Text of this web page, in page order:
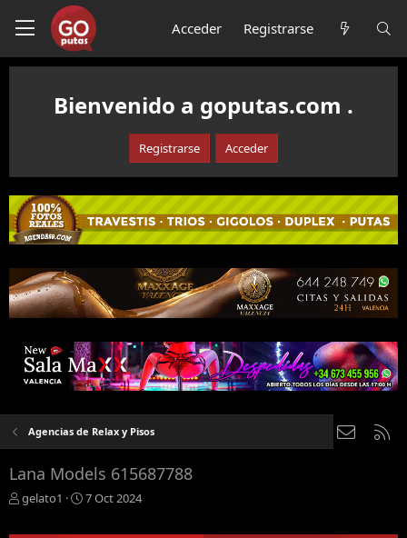
Acceder Registrarse
Bienvenido a goputas.com .
Registrarse Acceder
Agencias de Relax y Pisos
Lana Models 615687788
A
gelato1
F
7 Oct 2024